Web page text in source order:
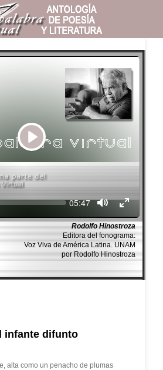
Play
Seek Current
05:47
Rodolfo Hinostroza
Editora del fonograma:
Voz Viva de América Latina. UNAM
por Rodolfo Hinostroza
infante difunto
alta como un penacho de plumas